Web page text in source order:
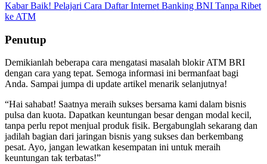
Kabar Baik! Pelajari Cara Daftar Internet Banking BNI Tanpa Ribet
ke ATM
Penutup
Demikianlah beberapa cara mengatasi masalah blokir ATM BRI
dengan cara yang tepat. Semoga informasi ini bermanfaat bagi
Anda. Sampai jumpa di update artikel menarik selanjutnya!
“Hai sahabat! Saatnya meraih sukses bersama kami dalam bisnis
pulsa dan kuota. Dapatkan keuntungan besar dengan modal kecil,
tanpa perlu repot menjual produk fisik. Bergabunglah sekarang dan
jadilah bagian dari jaringan bisnis yang sukses dan berkembang
pesat. Ayo, jangan lewatkan kesempatan ini untuk meraih
keuntungan tak terbatas!”